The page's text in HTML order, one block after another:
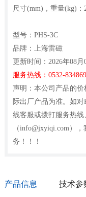
尺寸(mm)，重量(kg)：
型号：PHS-3C
品牌：上海雷磁
更新时间：2026年08月
服务热线：0532-
声明：本公司产品的
际出厂产品为准。如
线客服或拨打服务热
（info@jxyiqi.com）
务！！！
产品信息 技术参